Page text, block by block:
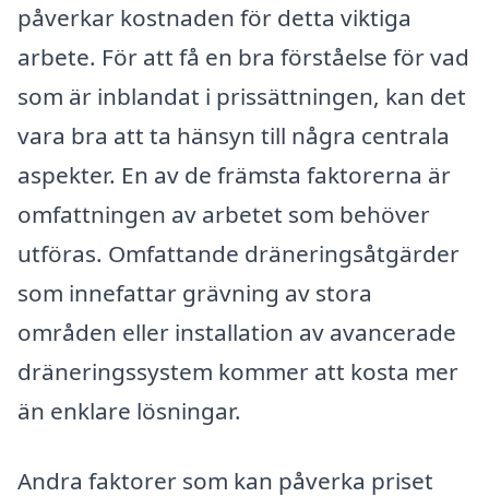
påverkar kostnaden för detta viktiga
arbete. För att få en bra förståelse för vad
som är inblandat i prissättningen, kan det
vara bra att ta hänsyn till några centrala
aspekter. En av de främsta faktorerna är
omfattningen av arbetet som behöver
utföras. Omfattande dräneringsåtgärder
som innefattar grävning av stora
områden eller installation av avancerade
dräneringssystem kommer att kosta mer
än enklare lösningar.
Andra faktorer som kan påverka priset